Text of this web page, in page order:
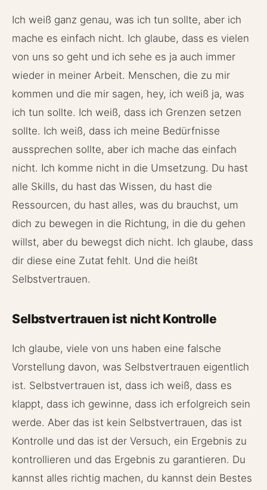
Ich weiß ganz genau, was ich tun sollte, aber ich
mache es einfach nicht. Ich glaube, dass es vielen
von uns so geht und ich sehe es ja auch immer
wieder in meiner Arbeit. Menschen, die zu mir
kommen und die mir sagen, hey, ich weiß ja, was
ich tun sollte. Ich weiß, dass ich Grenzen setzen
sollte. Ich weiß, dass ich meine Bedürfnisse
aussprechen sollte, aber ich mache das einfach
nicht. Ich komme nicht in die Umsetzung. Du hast
alle Skills, du hast das Wissen, du hast die
Ressourcen, du hast alles, was du brauchst, um
dich zu bewegen in die Richtung, in die du gehen
willst, aber du bewegst dich nicht. Ich glaube, dass
dir diese eine Zutat fehlt. Und die heißt
Selbstvertrauen.
Selbstvertrauen ist nicht Kontrolle
Ich glaube, viele von uns haben eine falsche
Vorstellung davon, was Selbstvertrauen eigentlich
ist. Selbstvertrauen ist, dass ich weiß, dass es
klappt, dass ich gewinne, dass ich erfolgreich sein
werde. Aber das ist kein Selbstvertrauen, das ist
Kontrolle und das ist der Versuch, ein Ergebnis zu
kontrollieren und das Ergebnis zu garantieren. Du
kannst alles richtig machen, du kannst dein Bestes